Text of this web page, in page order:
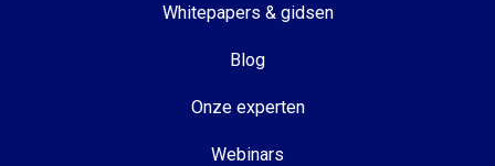
Whitepapers & gidsen
Blog
Onze experten
Webinars